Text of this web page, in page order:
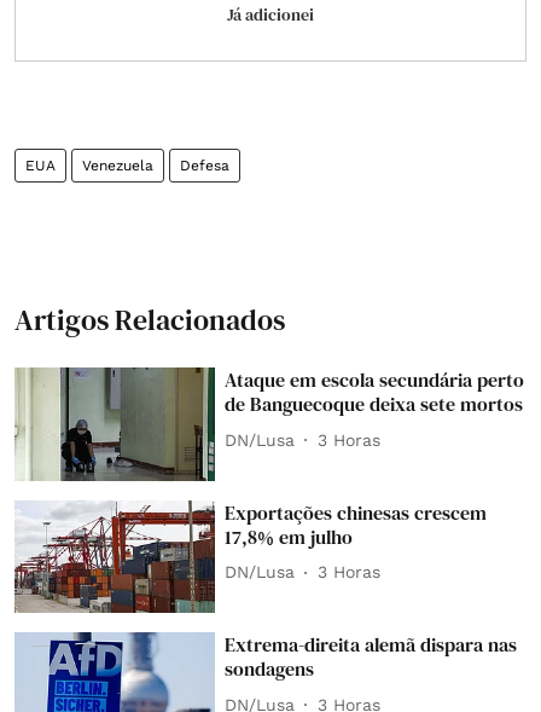
Já adicionei
EUA Venezuela Defesa
Artigos Relacionados
Ataque em escola secundária perto
de Banguecoque deixa sete mortos
DN/Lusa 3 Horas
Exportações chinesas crescem
17,8% em julho
DN/Lusa 3 Horas
Extrema-direita alemã dispara nas
sondagens
DN/Lusa 3 Horas